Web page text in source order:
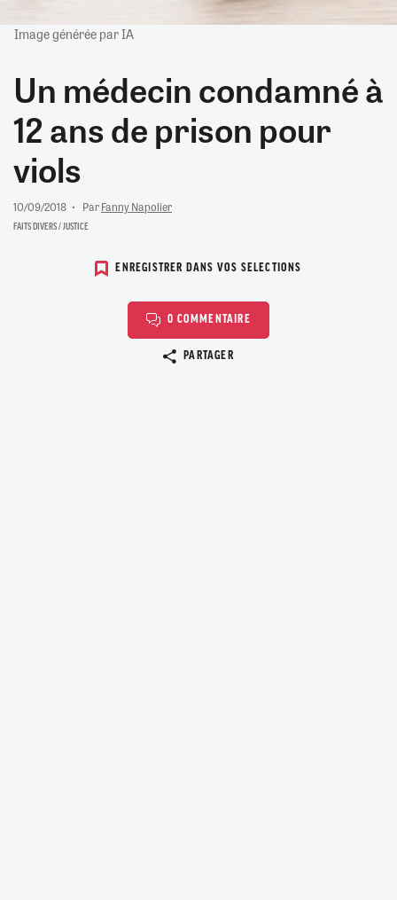
Image générée par IA
Un médecin condamné à
12 ans de prison pour
viols
10/09/2018 ParFanny Napolier
FAITS DIVERS / JUSTICE
ENREGISTRER DANS VOS SELECTIONS
0 COMMENTAIRE
PARTAGER